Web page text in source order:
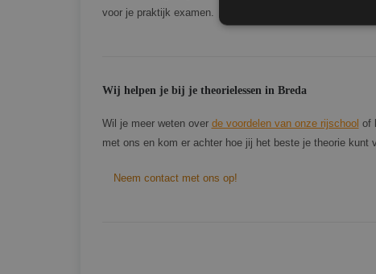
voor je praktijk examen.
Wij helpen je bij je theorielessen in Breda
Wil je meer weten over de voordelen van onze rijschool of
met ons en kom er achter hoe jij het beste je theorie kunt
Neem contact met ons op!
Strikt noodzakelijke
Naam